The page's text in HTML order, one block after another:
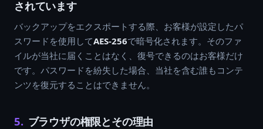
されています
バックアップをエクスポートする際、お客様が設定したパ
スワードを使用してAES-256で暗号化されます。そのファ
イルが当社に届くことはなく、復号できるのはお客様だけ
です。パスワードを紛失した場合、当社を含む誰もコンテ
ンツを復元することはできません。
5. ブラウザの権限とその理由